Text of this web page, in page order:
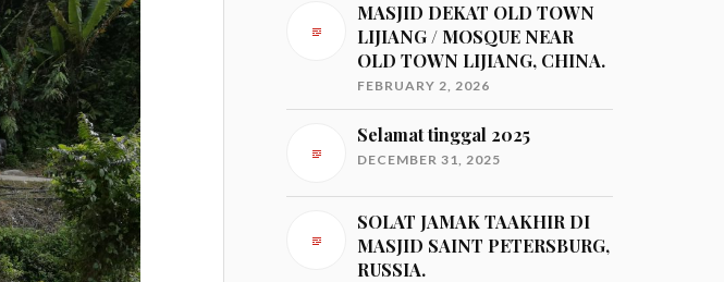
MASJID DEKAT OLD TOWN
LIJIANG / MOSQUE NEAR
OLD TOWN LIJIANG, CHINA.
FEBRUARY 2, 2026
Selamat tinggal 2025
DECEMBER 31, 2025
SOLAT JAMAK TAAKHIR DI
MASJID SAINT PETERSBURG,
RUSSIA.